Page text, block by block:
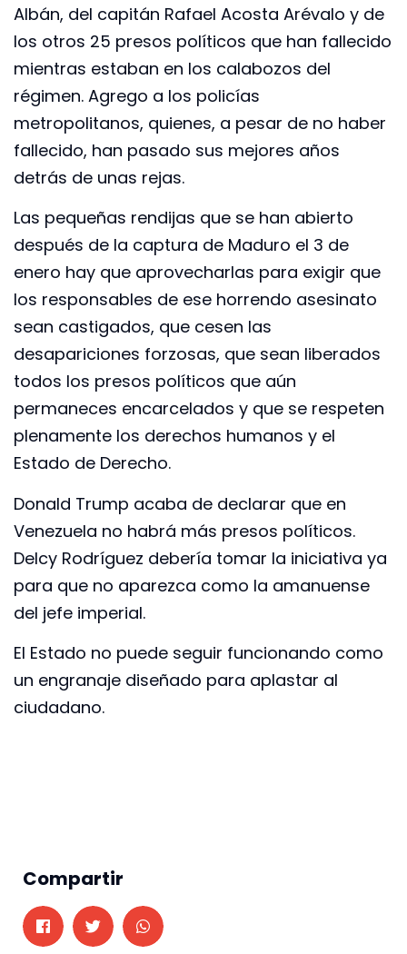
Albán, del capitán Rafael Acosta Arévalo y de
los otros 25 presos políticos que han fallecido
mientras estaban en los calabozos del
régimen. Agrego a los policías
metropolitanos, quienes, a pesar de no haber
fallecido, han pasado sus mejores años
detrás de unas rejas.
Las pequeñas rendijas que se han abierto
después de la captura de Maduro el 3 de
enero hay que aprovecharlas para exigir que
los responsables de ese horrendo asesinato
sean castigados, que cesen las
desapariciones forzosas, que sean liberados
todos los presos políticos que aún
permaneces encarcelados y que se respeten
plenamente los derechos humanos y el
Estado de Derecho.
Donald Trump acaba de declarar que en
Venezuela no habrá más presos políticos.
Delcy Rodríguez debería tomar la iniciativa ya
para que no aparezca como la amanuense
del jefe imperial.
El Estado no puede seguir funcionando como
un engranaje diseñado para aplastar al
ciudadano.
Compartir